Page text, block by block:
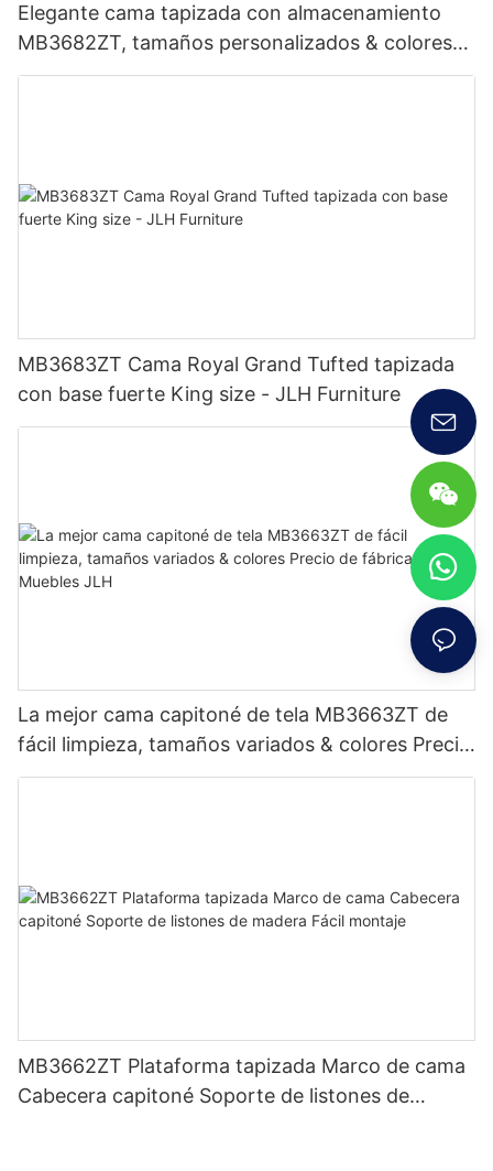
Elegante cama tapizada con almacenamiento
MB3682ZT, tamaños personalizados & colores
Precio de fábrica - Muebles JLH
MB3683ZT Cama Royal Grand Tufted tapizada
con base fuerte King size - JLH Furniture
La mejor cama capitoné de tela MB3663ZT de
fácil limpieza, tamaños variados & colores Precio
de fábrica - Muebles JLH
MB3662ZT Plataforma tapizada Marco de cama
Cabecera capitoné Soporte de listones de